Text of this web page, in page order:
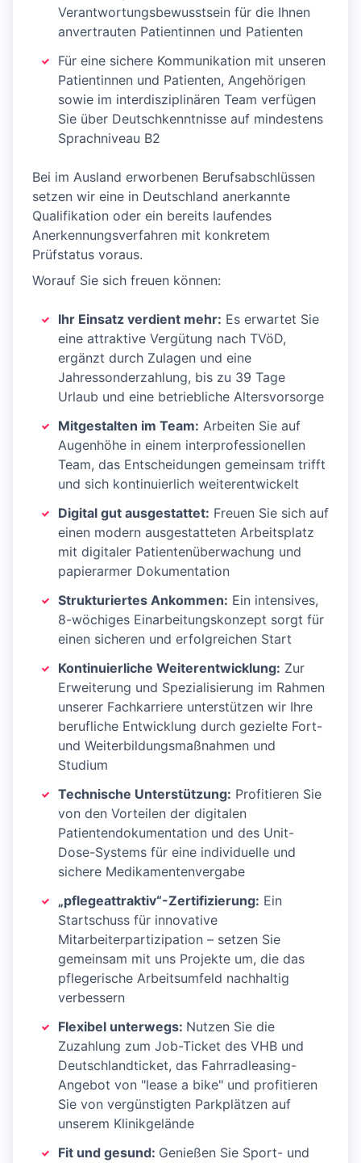
Verantwortungsbewusstsein für die Ihnen
anvertrauten Patientinnen und Patienten
Für eine sichere Kommunikation mit unseren
Patientinnen und Patienten, Angehörigen
sowie im interdisziplinären Team verfügen
Sie über Deutschkenntnisse auf mindestens
Sprachniveau B2
Bei im Ausland erworbenen Berufsabschlüssen
setzen wir eine in Deutschland anerkannte
Qualifikation oder ein bereits laufendes
Anerkennungsverfahren mit konkretem
Prüfstatus voraus.
Worauf Sie sich freuen können:
Ihr Einsatz verdient mehr: Es erwartet Sie
eine attraktive Vergütung nach TVöD,
ergänzt durch Zulagen und eine
Jahressonderzahlung, bis zu 39 Tage
Urlaub und eine betriebliche Altersvorsorge
Mitgestalten im Team: Arbeiten Sie auf
Augenhöhe in einem interprofessionellen
Team, das Entscheidungen gemeinsam trifft
und sich kontinuierlich weiterentwickelt
Digital gut ausgestattet: Freuen Sie sich auf
einen modern ausgestatteten Arbeitsplatz
mit digitaler Patientenüberwachung und
papierarmer Dokumentation
Strukturiertes Ankommen: Ein intensives,
8-wöchiges Einarbeitungskonzept sorgt für
einen sicheren und erfolgreichen Start
Kontinuierliche Weiterentwicklung: Zur
Erweiterung und Spezialisierung im Rahmen
unserer Fachkarriere unterstützen wir Ihre
berufliche Entwicklung durch gezielte Fort-
und Weiterbildungsmaßnahmen und
Studium
Technische Unterstützung: Profitieren Sie
von den Vorteilen der digitalen
Patientendokumentation und des Unit-
Dose-Systems für eine individuelle und
sichere Medikamentenvergabe
„pflegeattraktiv“-Zertifizierung: Ein
Startschuss für innovative
Mitarbeiterpartizipation – setzen Sie
gemeinsam mit uns Projekte um, die das
pflegerische Arbeitsumfeld nachhaltig
verbessern
Flexibel unterwegs: Nutzen Sie die
Zuzahlung zum Job-Ticket des VHB und
Deutschlandticket, das Fahrradleasing-
Angebot von "lease a bike" und profitieren
Sie von vergünstigten Parkplätzen auf
unserem Klinikgelände
Fit und gesund: Genießen Sie Sport- und